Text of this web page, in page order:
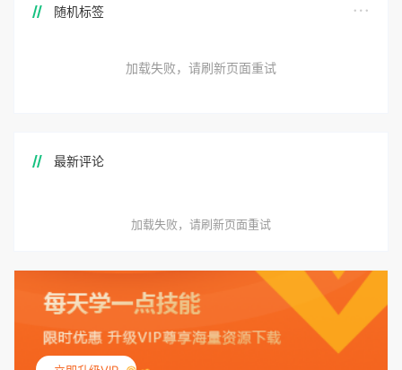
随机标签
加载失败，请刷新页面重试
最新评论
加载失败，请刷新页面重试